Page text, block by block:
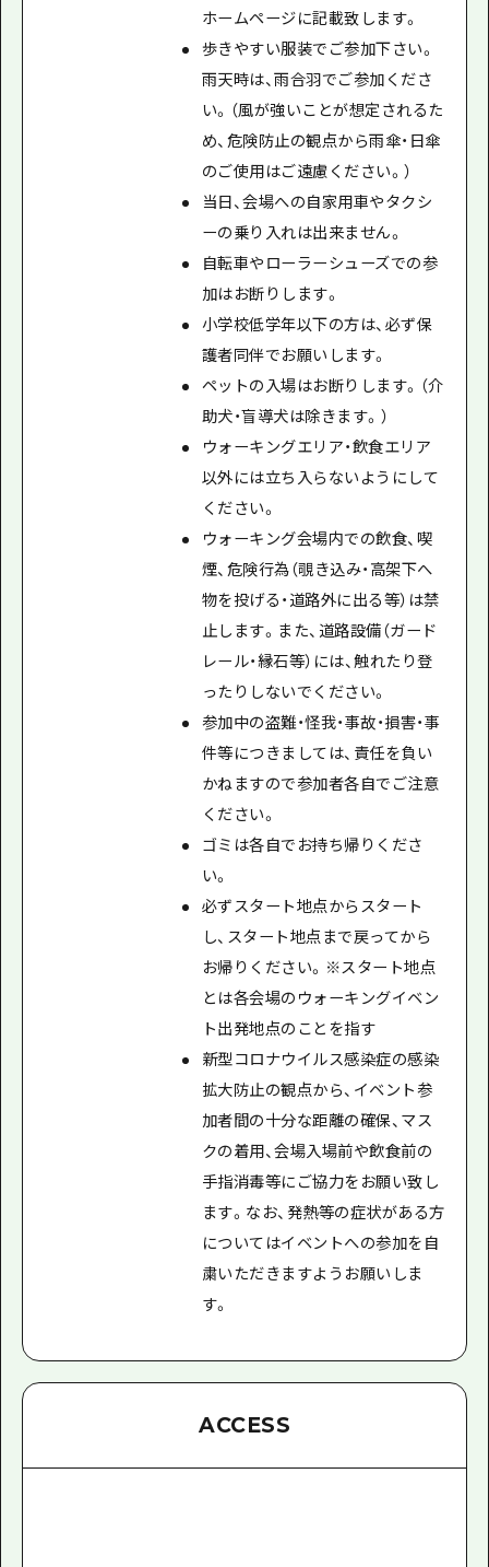
ホームページに記載致します。
歩きやすい服装でご参加下さい。
雨天時は、雨合羽でご参加くださ
い。（風が強いことが想定されるた
め、危険防止の観点から雨傘・日傘
のご使用はご遠慮ください。）
当日、会場への自家用車やタクシ
ーの乗り入れは出来ません。
自転車やローラーシューズでの参
加はお断りします。
小学校低学年以下の方は、必ず保
護者同伴でお願いします。
ペットの入場はお断りします。（介
助犬・盲導犬は除きます。）
ウォーキングエリア・飲食エリア
以外には立ち入らないようにして
ください。
ウォーキング会場内での飲食、喫
煙、危険行為（覗き込み・高架下へ
物を投げる・道路外に出る等）は禁
止します。また、道路設備（ガード
レール・縁石等）には、触れたり登
ったりしないでください。
参加中の盗難・怪我・事故・損害・事
件等につきましては、責任を負い
かねますので参加者各自でご注意
ください。
ゴミは各自でお持ち帰りくださ
い。
必ずスタート地点からスタート
し、スタート地点まで戻ってから
お帰りください。※スタート地点
とは各会場のウォーキングイベン
ト出発地点のことを指す
新型コロナウイルス感染症の感染
拡大防止の観点から、イベント参
加者間の十分な距離の確保、マス
クの着用、会場入場前や飲食前の
手指消毒等にご協力をお願い致し
ます。なお、発熱等の症状がある方
についてはイベントへの参加を自
粛いただきますようお願いしま
す。
ACCESS